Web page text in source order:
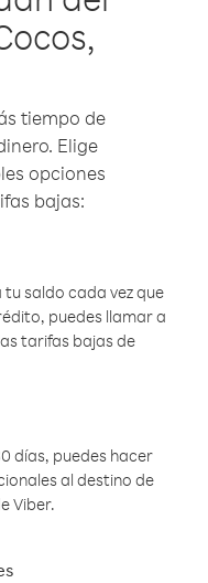
tiempo de
Elige
opciones
bajas:
saldo cada vez que
puedes llamar a
tarifas bajas de
días, puedes hacer
al destino de
Viber.